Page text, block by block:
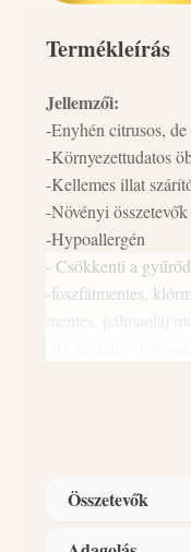
Termékleírás
Jellemzői:
-Enyhén citrusos,
-Környezettudatos
-Kellemes illat
-Növényi összetevők
-Hypoallergén
- Csökkenti a
-foszfátmentes,
-gazdaságosan
A Naturcleaning
Összetevők